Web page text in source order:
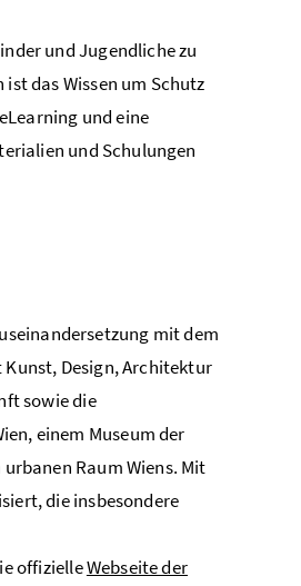
und Jugendliche zu
das Wissen um Schutz
und eine
und Schulungen
mit dem
Design, Architektur
sowie die
einem Museum der
Raum Wiens. Mit
die insbesondere
offizielleWebseite der